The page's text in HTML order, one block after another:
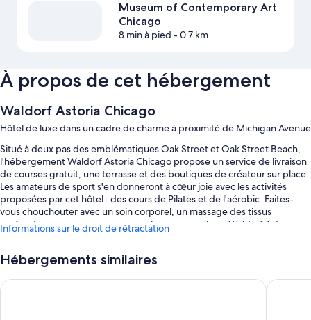
Museum of Contemporary Art
Chicago
8 min à pied - 0.7 km
À propos de cet hébergement
Waldorf Astoria Chicago
Hôtel de luxe dans un cadre de charme à proximité de Michigan Avenue
Situé à deux pas des emblématiques Oak Street et Oak Street Beach,
l'hébergement Waldorf Astoria Chicago propose un service de livraison
de courses gratuit, une terrasse et des boutiques de créateur sur place.
Les amateurs de sport s'en donneront à cœur joie avec les activités
proposées par cet hôtel : des cours de Pilates et de l'aérobic. Faites-
vous chouchouter avec un soin corporel, un massage des tissus
profonds ou un gommage corporel au spa sur place, Waldorf Astoria
enfant. Des cours de yoga sont dispensés au centre de remise en
sec / blanchisserie, une cheminée dans le hall et un bar. Le Wi-Fi gratuit
Informations sur le droit de rétractation
Hébergements similaires
Trump International Hotel & Tower Chicago The